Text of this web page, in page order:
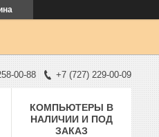
00-88 +7 (727) 229-00-09
КОМПЬЮТЕРЫ В
НАЛИЧИИ И ПОД
ЗАКАЗ